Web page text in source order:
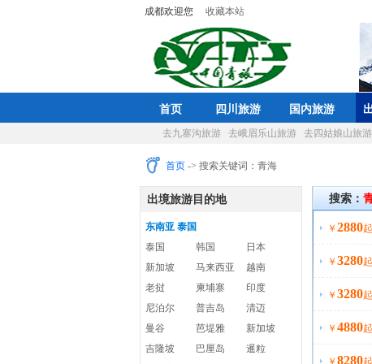
成都欢迎您 收藏本站
首页 四川旅游 国内旅游
去九寨沟旅游 去峨眉乐山旅游 去四姑娘山旅游
首页-> 搜索关键词：青海
出境旅游目的地
东南亚 泰国
泰国
韩国
日本
新加坡
马来西亚
越南
老挝
柬埔寨
印度
尼泊尔
普吉岛
清迈
曼谷
芭堤雅
新加坡
吉隆坡
巴厘岛
暹粒
搜索：
￥ 2880起
￥ 3280起
￥ 3280起
￥ 4880起
￥ 8280起